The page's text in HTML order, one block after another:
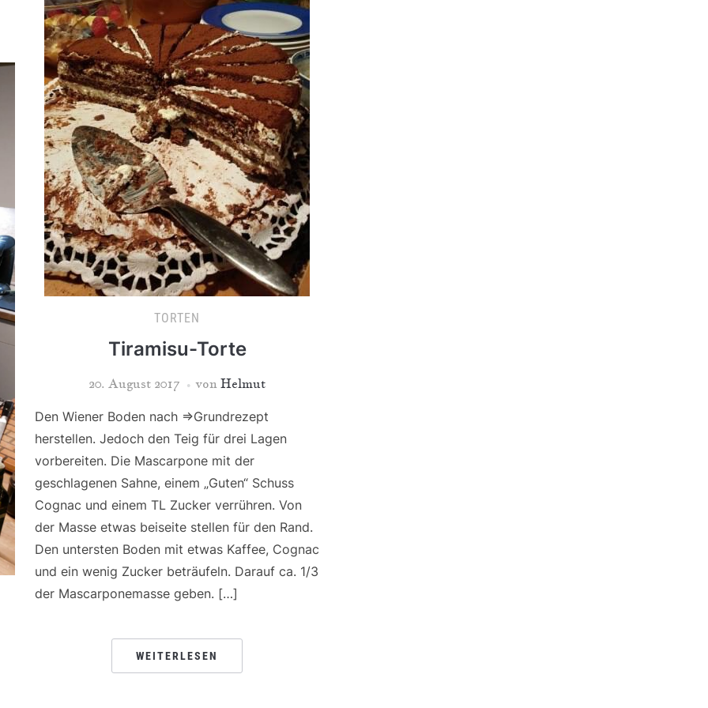
TORTEN
Tiramisu-Torte
20. August 2017 von Helmut
Den Wiener Boden nach =>Grundrezept
herstellen. Jedoch den Teig für drei Lagen
vorbereiten. Die Mascarpone mit der
geschlagenen Sahne, einem „Guten“ Schuss
Cognac und einem TL Zucker verrühren. Von
der Masse etwas beiseite stellen für den Rand.
Den untersten Boden mit etwas Kaffee, Cognac
und ein wenig Zucker beträufeln. Darauf ca. 1/3
der Mascarponemasse geben. […]
WEITERLESEN